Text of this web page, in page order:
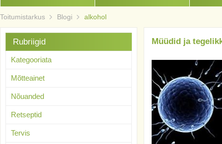
Toitumistarkus Blogi alkohol
Müüdid ja
Rubriigid
Kategooriata
Mõtteainet
Nõuanded
Retseptid
Tervis